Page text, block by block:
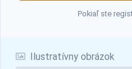
Ilustratívny obrázok
Pokiaľ ste